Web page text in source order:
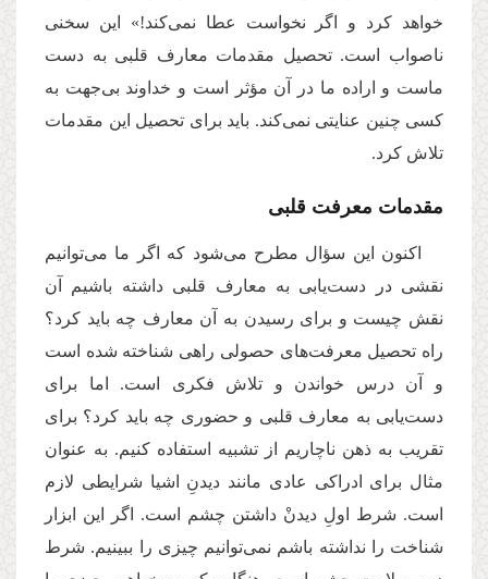
خواهد کرد و اگر نخواست عطا نمی‌کند!» این سخنی
ناصواب است. تحصیل مقدمات معارف قلبی به دست
ماست و اراده ما در آن مؤثر است و خداوند بی‌جهت به
کسی چنین عنایتی نمی‌کند. باید برای تحصیل این مقدمات
تلاش کرد.
مقدمات معرفت قلبی
اکنون این سؤال مطرح می‌شود که اگر ما می‌توانیم
نقشی در دست‌یابی به معارف قلبی داشته باشیم آن
نقش چیست و برای رسیدن به آن معارف چه باید کرد؟
راه تحصیل معرفت‌های حصولی‌ راهی شناخته شده است
و آن درس خواندن و تلاش فکری است. اما برای
دست‌یابی به معارف قلبی و حضوری چه باید کرد؟ برای
تقریب به ذهن ناچاریم از تشبیه استفاده کنیم. به عنوان
مثال برای ادراکی عادی مانند دیدنِ اشیا شرایطی لازم
است. شرط اولِ دیدنْ داشتن چشم است. اگر این ابزار
شناخت را نداشته باشم نمی‌توانیم چیزی را ببینیم. شرط